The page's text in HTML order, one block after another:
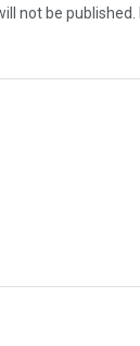
not be published.